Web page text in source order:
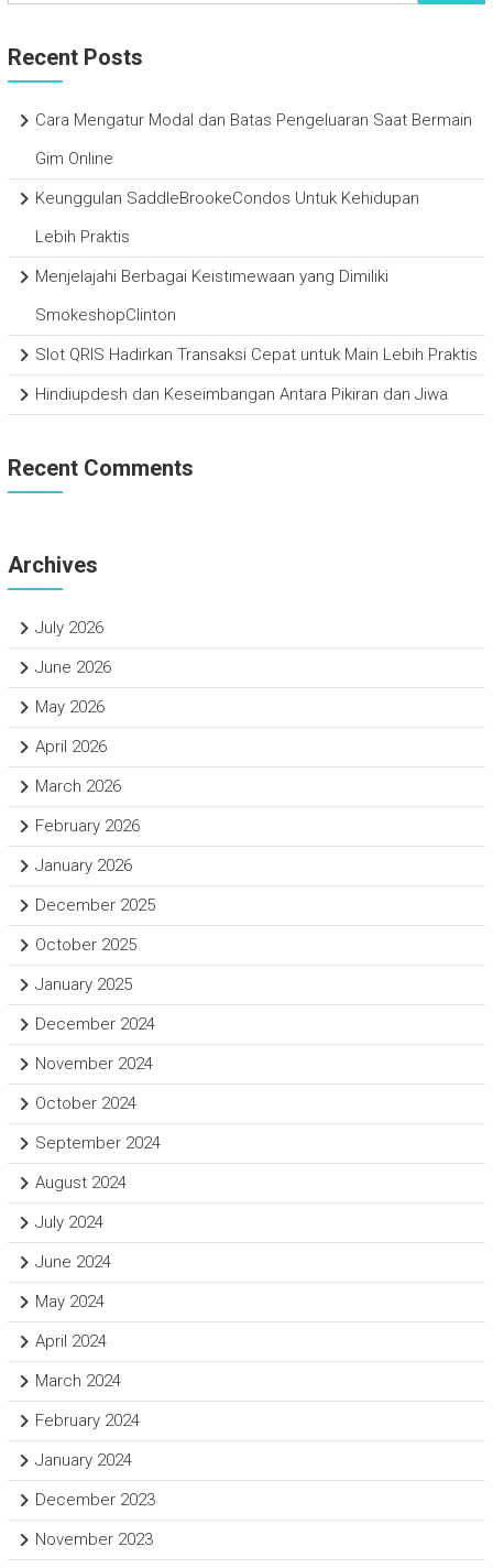
Recent Posts
Cara Mengatur Modal dan Batas Pengeluaran Saat Bermain
Gim Online
Keunggulan SaddleBrookeCondos Untuk Kehidupan
Lebih Praktis
Menjelajahi Berbagai Keistimewaan yang Dimiliki
SmokeshopClinton
Slot QRIS Hadirkan Transaksi Cepat untuk Main Lebih Praktis
Hindiupdesh dan Keseimbangan Antara Pikiran dan Jiwa
Recent Comments
Archives
July 2026
June 2026
May 2026
April 2026
March 2026
February 2026
January 2026
December 2025
October 2025
January 2025
December 2024
November 2024
October 2024
September 2024
August 2024
July 2024
June 2024
May 2024
April 2024
March 2024
February 2024
January 2024
December 2023
November 2023